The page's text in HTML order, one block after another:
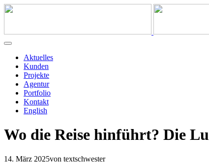
Aktuelles
Kunden
Projekte
Agentur
Portfolio
Kontakt
English
Wo die Reise hinführt? Die
14. März 2025von textschwester